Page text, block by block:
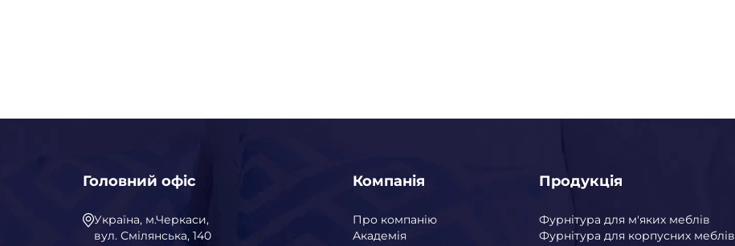
Головний офіс
Україна, м.Черкаси,
вул. Смілянська, 140
Компанія
Про компанію
Академія
Продукція
Фурнітура для м'яких меблів
Фурнітура для корпусних меблів